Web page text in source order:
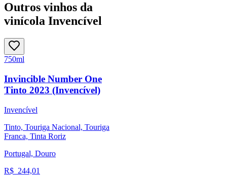
Outros vinhos da
vinícola Invencível
750ml
Invincible Number One
Tinto 2023 (Invencível)
Invencível
Tinto, Touriga Nacional, Touriga
Franca, Tinta Roriz
Portugal, Douro
R$ 244,01